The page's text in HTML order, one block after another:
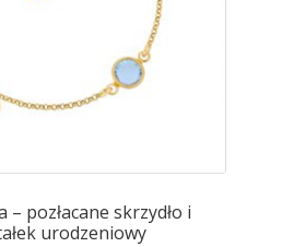
pozłacane skrzydło i
urodzeniowy